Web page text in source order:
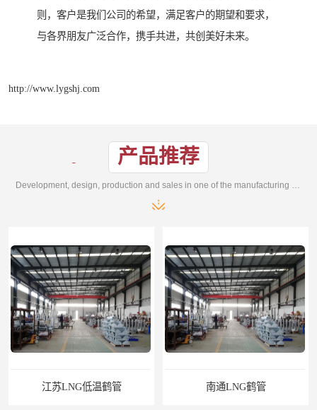
则，客户是我们公司的希望，满足客户的期望和要求，
与各界朋友广泛合作，携手共进，共创美好未来。
http://www.lygshj.com
产品推荐
Development, design, production and sales in one of the manufacturing enterprises
低温鹤管